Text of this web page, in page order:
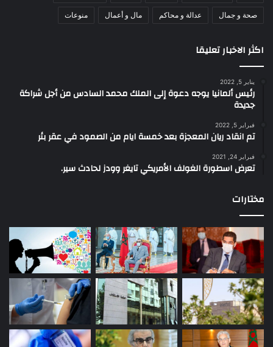
صحة و جمال عدالة و محاكم مال و أعمال منوعات
اكثر الاخبار تعليقا
يناير 5, 2022
رئيس ألمانيا يوجه دعوة إلى الملك محمد السادس من أجل شراكة
جديدة
فبراير 5, 2022
تم انقاد ريان المعجزة بعد خمسة ايام من الصمود في عقر بئر
فبراير 24, 2021
تعرض اسطورة الغولف الأمريكي تايغر وودز لحادث سير.
مختارات